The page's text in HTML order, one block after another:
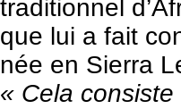
traditionnel
que lui a fait
née en Sierra
« Cela